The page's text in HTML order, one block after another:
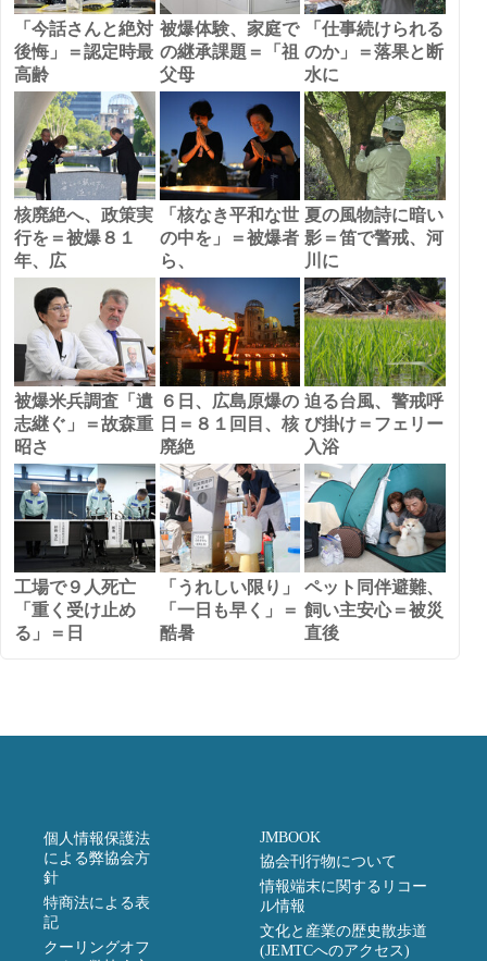
「今話さんと絶対
後悔」＝認定時最
高齢
被爆体験、家庭で
の継承課題＝「祖
父母
「仕事続けられる
のか」＝落果と断
水に
核廃絶へ、政策実
行を＝被爆８１
年、広
「核なき平和な世
の中を」＝被爆者
ら、
夏の風物詩に暗い
影＝笛で警戒、河
川に
被爆米兵調査「遺
志継ぐ」＝故森重
昭さ
６日、広島原爆の
日＝８１回目、核
廃絶
迫る台風、警戒呼
び掛け＝フェリー
入浴
工場で９人死亡
「重く受け止め
る」＝日
「うれしい限り」
「一日も早く」＝
酷暑
ペット同伴避難、
飼い主安心＝被災
直後
個人情報保護法
による弊協会方
針
特商法による表
記
クーリングオフ
JMBOOK
協会刊行物について
情報端末に関するリコー
ル情報
文化と産業の歴史散歩道
(JEMTCへのアクセス)